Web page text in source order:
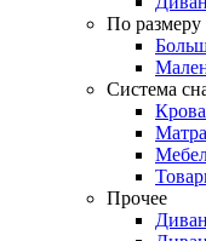
По размеру
Система
Прочее